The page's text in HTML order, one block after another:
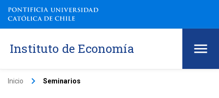
Instituto de Economía
Inicio keyboard_arrow_right Seminarios